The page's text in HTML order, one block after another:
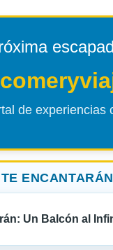
de experiencias
Un Balcón al